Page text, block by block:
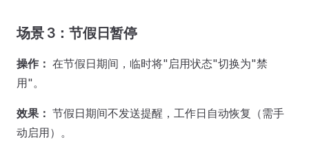
场景 3：节假日暂停
操作： 在节假日期间，临时将"启用状态"切换为"禁
用"。
效果： 节假日期间不发送提醒，工作日自动恢复（需手
动启用）。